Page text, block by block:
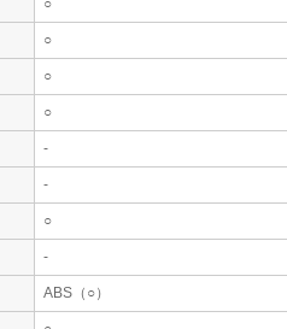
○
○
○
○
-
-
○
-
ABS（○）